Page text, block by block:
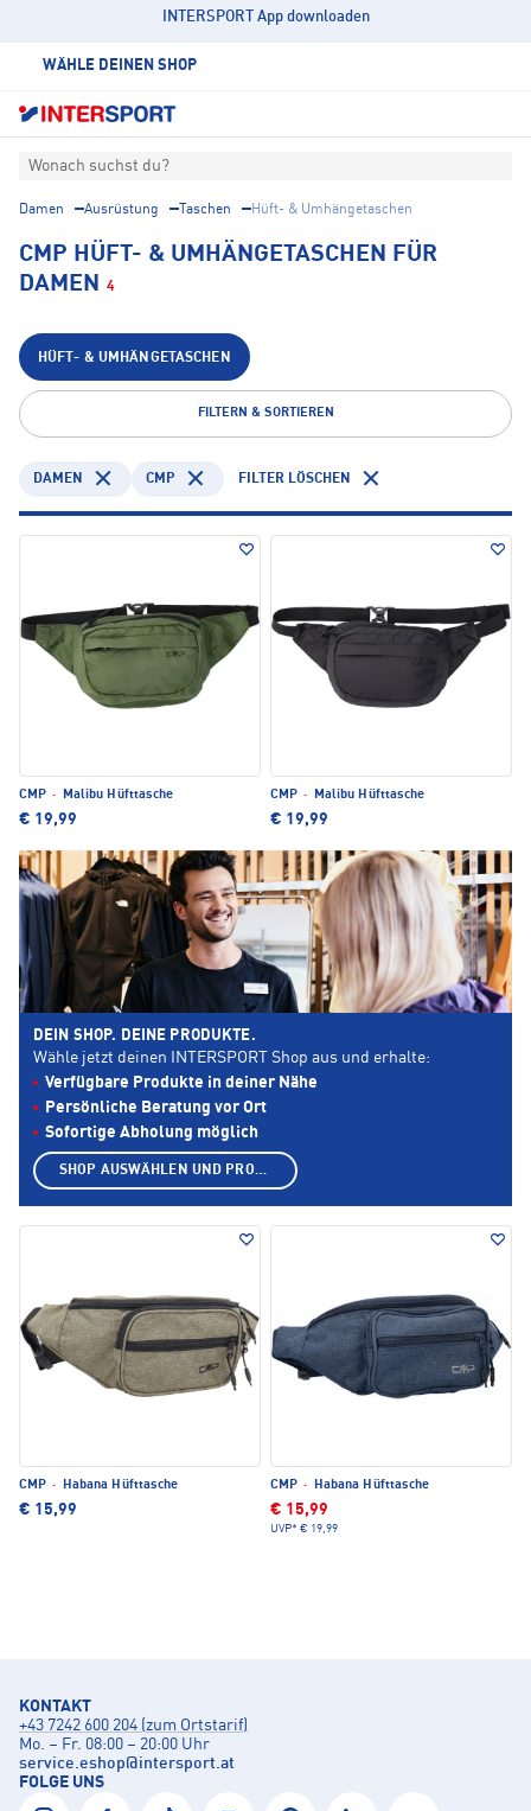
INTERSPORT App downloaden
WÄHLE DEINEN SHOP
Wonach suchst du?
Damen Ausrüstung Taschen Hüft- & Umhängetaschen
CMP HÜFT- & UMHÄNGETASCHEN FÜR
DAMEN 4
HÜFT- & UMHÄNGETASCHEN
FILTERN & SORTIEREN
DAMEN CMP FILTER LÖSCHEN
CMP · Malibu Hüfttasche
€ 19,99
CMP · Malibu Hüfttasche
€ 19,99
CMP · Habana Hüfttasche
€ 15,99
CMP · Habana Hüfttasche
€ 15,99
UVP* € 19,99
DEIN SHOP. DEINE PRODUKTE.
Wähle jetzt deinen INTERSPORT Shop aus und erhalte:
Verfügbare Produkte in deiner Nähe
Persönliche Beratung vor Ort
Sofortige Abholung möglich
SHOP AUSWÄHLEN UND PRODUKTE ANZEIGEN
KONTAKT
+43 7242 600 204 (zum Ortstarif)
Mo. – Fr. 08:00 – 20:00 Uhr
service.eshop@intersport.at
FOLGE UNS